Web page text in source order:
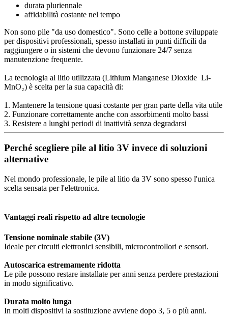
durata pluriennale
affidabilità costante nel tempo
Non sono pile "da uso domestico". Sono celle a bottone sviluppate
per dispositivi professionali, spesso installati in punti difficili da
raggiungere o in sistemi che devono funzionare 24/7 senza
manutenzione frequente.
La tecnologia al litio utilizzata (Lithium Manganese Dioxide Li-
MnO₂) è scelta per la sua capacità di:
1. Mantenere la tensione quasi costante per gran parte della vita utile
2. Funzionare correttamente anche con assorbimenti molto bassi
3. Resistere a lunghi periodi di inattività senza degradarsi
Perché scegliere pile al litio 3V invece di soluzioni
alternative
Nel mondo professionale, le pile al litio da 3V sono spesso l'unica
scelta sensata per l'elettronica.
Vantaggi reali rispetto ad altre tecnologie
Tensione nominale stabile (3V)
Ideale per circuiti elettronici sensibili, microcontrollori e sensori.
Autoscarica estremamente ridotta
Le pile possono restare installate per anni senza perdere prestazioni
in modo significativo.
Durata molto lunga
In molti dispositivi la sostituzione avviene dopo 3, 5 o più anni.